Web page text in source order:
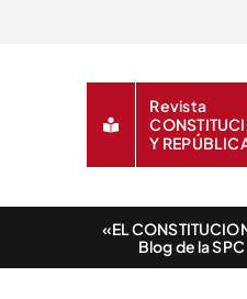
Revista
Y
«EL
Blog de la SPC